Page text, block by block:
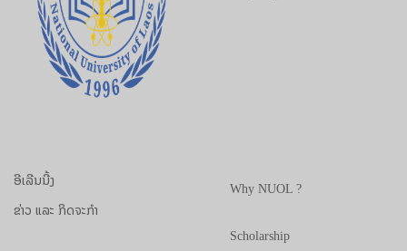
ອີເລີນນີ້ງ
ຂ່າວ ແລະ ກິດຈະກຳ
Why NUOL ?
Scholarship